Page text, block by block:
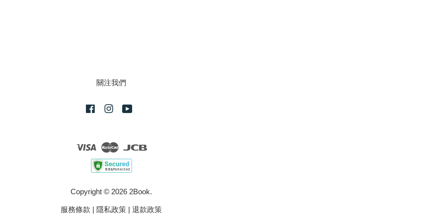
關注我們
FacebookInstagram
Visa Master
Copyright © 2026 2Book.
服務條款 | 隱私政策 | 退款政策